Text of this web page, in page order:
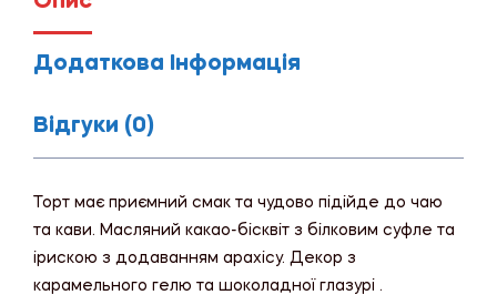
Додаткова Інформація
Відгуки (0)
Торт має приємний смак та чудово підійде до чаю
та кави. Масляний какао-бісквіт з білковим суфле та
ірискою з додаванням арахісу. Декор з
карамельного гелю та шоколадної глазурі .